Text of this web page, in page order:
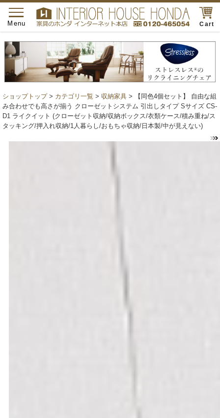
Cart
toggle
navigation
Menu
ショップトップ> カテゴリ一覧 > 収納家具 > 【同色4個セット】 自由な組
み合わせでも高さが揃う クローゼットシステム 引出しタイプ Sサイズ CS-
D1 ライクイット (クローゼット収納/収納ボックス/衣類ケース/積み重ね/ス
タッキング/押入れ収納/1人暮らし/おもちゃ収納/日本製/中が見えない)